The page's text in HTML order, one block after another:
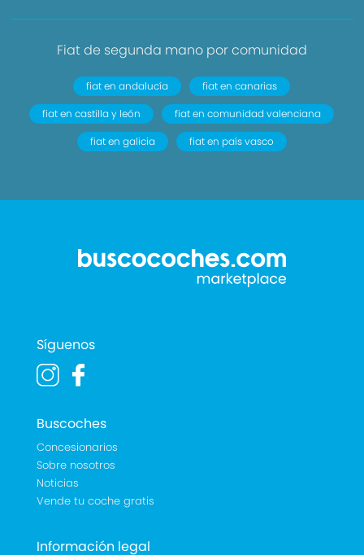
Fiat de segunda mano por comunidad
fiat en andalucía
fiat en canarias
fiat en castilla y león
fiat en comunidad valenciana
fiat en galicia
fiat en país vasco
Síguenos
Buscoches
Concesionarios
Sobre nosotros
Noticias
Vende tu coche gratis
Información legal